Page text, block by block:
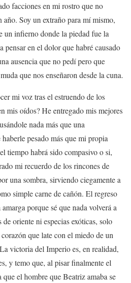
facciones en mi rostro que no
año. Soy un extraño para mí mismo,
un infierno donde la piedad fue la
pensar en el dolor que habré causado
ausencia que no pedí pero que
que nos enseñaron desde la cuna.
mi voz tras el estruendo de los
mis oídos? He entregado mis mejores
nada más que una
pesado más que mi propia
tiempo habrá sido compasivo o si,
mi recuerdo de los rincones de
una sombra, sirviendo ciegamente a
simple carne de cañón. El regreso
porque sé que nada volverá a
oriente ni especias exóticas, solo
que late con el miedo de un
victoria del Imperio es, en realidad,
y temo que, al pisar finalmente el
el hombre que Beatriz amaba se